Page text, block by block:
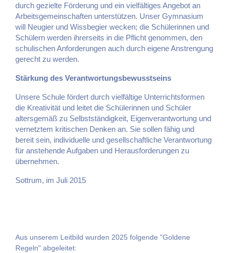
durch gezielte Förderung und ein vielfältiges Angebot an
Arbeitsgemeinschaften unterstützen. Unser Gymnasium
will Neugier und Wissbegier wecken; die Schülerinnen und
Schülern werden ihrerseits in die Pflicht genommen, den
schulischen Anforderungen auch durch eigene Anstrengung
gerecht zu werden.
Stärkung des Verantwortungsbewusstseins
Unsere Schule fördert durch vielfältige Unterrichtsformen
die Kreativität und leitet die Schülerinnen und Schüler
altersgemäß zu Selbstständigkeit, Eigenverantwortung und
vernetztem kritischen Denken an. Sie sollen fähig und
bereit sein, individuelle und gesellschaftliche Verantwortung
für anstehende Aufgaben und Herausforderungen zu
übernehmen.
Sottrum, im Juli 2015
Aus unserem Leitbild wurden 2025 folgende "Goldene
Regeln" abgeleitet: